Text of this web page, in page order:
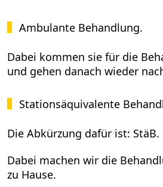
Ambulante Behandlung.
Dabei kommen sie für die
und gehen danach wieder
Stationsäquivalente
Die Abkürzung dafür ist: StäB.
Dabei machen wir die
zu Hause.